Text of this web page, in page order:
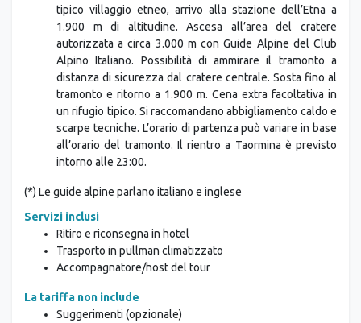
tipico villaggio etneo, arrivo alla stazione dell’Etna a
1.900 m di altitudine. Ascesa all’area del cratere
autorizzata a circa 3.000 m con Guide Alpine del Club
Alpino Italiano. Possibilità di ammirare il tramonto a
distanza di sicurezza dal cratere centrale. Sosta fino al
tramonto e ritorno a 1.900 m. Cena extra facoltativa in
un rifugio tipico. Si raccomandano abbigliamento caldo e
scarpe tecniche. L’orario di partenza può variare in base
all’orario del tramonto. Il rientro a Taormina è previsto
intorno alle 23:00.
(*) Le guide alpine parlano italiano e inglese
Servizi inclusi
Ritiro e riconsegna in hotel
Trasporto in pullman climatizzato
Accompagnatore/host del tour
La tariffa non include
Suggerimenti (opzionale)